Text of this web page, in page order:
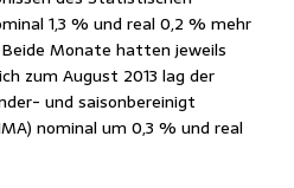
1,3 % und real 0,2 % mehr
Monate hatten jeweils
zum August 2013 lag der
und saisonbereinigt
nominal um 0,3 % und real